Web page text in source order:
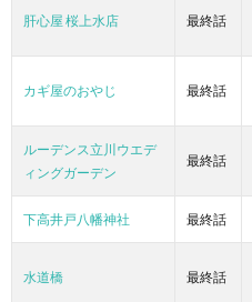
肝心屋 桜上水店 最終話
カギ屋のおやじ 最終話
ルーデンス立川ウエデ
ィングガーデン
最終話
下高井戸八幡神社 最終話
水道橋 最終話